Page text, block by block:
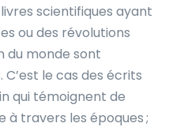
scientifiques ayant
ou des révolutions
du monde sont
le cas des écrits
qui témoignent de
à travers les époques ;